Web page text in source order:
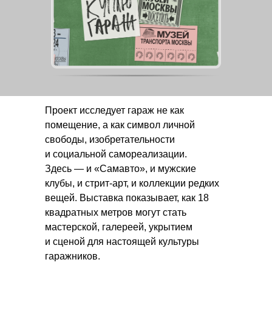
Проект исследует гараж не как
помещение, а как символ личной
свободы, изобретательности
и социальной самореализации.
Здесь — и «Самавто», и мужские
клубы, и стрит-арт, и коллекции редких
вещей. Выставка показывает, как 18
квадратных метров могут стать
мастерской, галереей, укрытием
и сценой для настоящей культуры
гаражников.
События
Общественный совет
Поддержать музей
Партнёрам
Карьера